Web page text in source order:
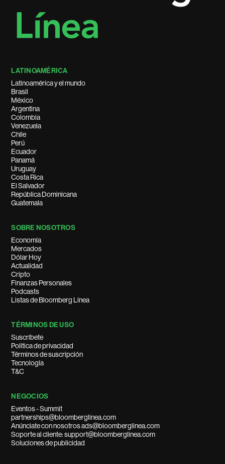
LATINOAMÉRICA
Latinoamérica y el mundo
Brasil
México
Argentina
Colombia
Venezuela
Chile
Perú
Ecuador
Panamá
Uruguay
Costa Rica
El Salvador
República Dominicana
Guatemala
SOBRE NOSOTROS
Economía
Mercados
Dólar Hoy
Actualidad
Cripto
Finanzas Personales
Podcasts
Listas de Bloomberg Línea
TÉRMINOS DE USO
Suscríbete
Política de privacidad
Términos de suscripción
Tecnología
T&C
NEGOCIOS
Eventos - Summit
partnerships@bloomberglinea.com
Anúnciate con nosotros ads@bloomberglinea.com
Soporte al cliente: support@bloomberglinea.com
Soluciones de publicidad